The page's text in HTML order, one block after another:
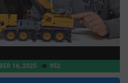
16, 2025 952